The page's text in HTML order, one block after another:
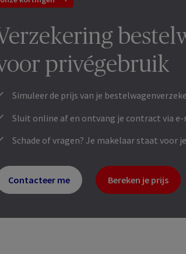
privégebruik
Simuleer de prijs van je
Sluit online af en ontvang je contract via
Schade of vragen? Je makelaar staat voor
Contacteer me Bereken je prijs